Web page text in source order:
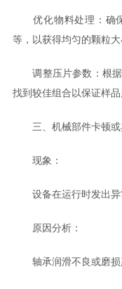
优化物料处理：确保
等，以获得均匀的颗粒大
调整压片参数：根据
找到较佳组合以保证样品
三、机械部件卡顿或
现象：
设备在运行时发出异
原因分析：
轴承润滑不良或磨损